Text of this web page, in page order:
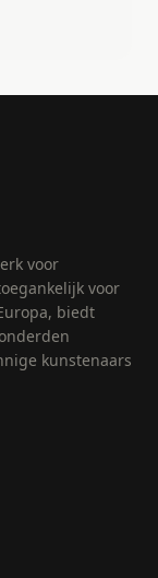
In
digitale
en de
voor
voor
biedt
kunstenaars